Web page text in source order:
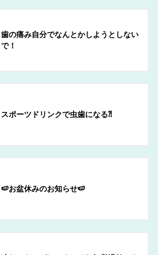
歯の痛み自分でなんとかしようとしない
で！
スポーツドリンクで虫歯になる⁈
🍉お盆休みのお知らせ🍉